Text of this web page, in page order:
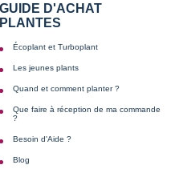
GUIDE D'ACHAT
PLANTES
Écoplant et Turboplant
Les jeunes plants
Quand et comment planter ?
Que faire à réception de ma commande
?
Besoin d'Aide ?
Blog